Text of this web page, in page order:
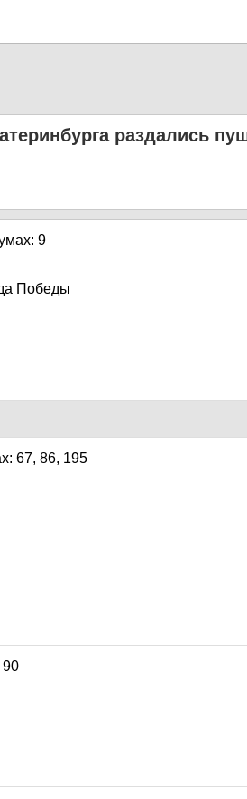
раздались
Победы